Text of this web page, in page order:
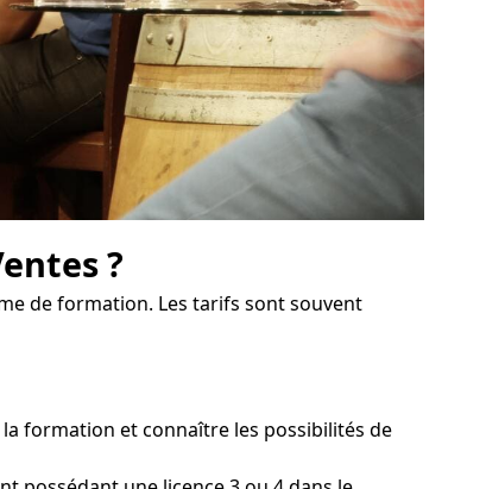
?
de formation. Les tarifs sont souvent
formation et connaître les possibilités de